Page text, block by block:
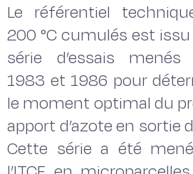
Le référentiel
200 °C cumulés est issu
série d’essais menés
1983 et 1986 pour
le moment optimal du
apport d’azote en sortie
Cette série a été